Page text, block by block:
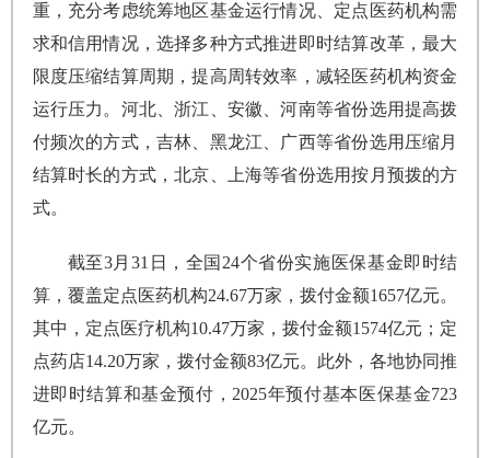
重，充分考虑统筹地区基金运行情况、定点医药机构需
求和信用情况，选择多种方式推进即时结算改革，最大
限度压缩结算周期，提高周转效率，减轻医药机构资金
运行压力。河北、浙江、安徽、河南等省份选用提高拨
付频次的方式，吉林、黑龙江、广西等省份选用压缩月
结算时长的方式，北京、上海等省份选用按月预拨的方
式。
截至3月31日，全国24个省份实施医保基金即时结
算，覆盖定点医药机构24.67万家，拨付金额1657亿元。
其中，定点医疗机构10.47万家，拨付金额1574亿元；定
点药店14.20万家，拨付金额83亿元。此外，各地协同推
进即时结算和基金预付，2025年预付基本医保基金723
亿元。